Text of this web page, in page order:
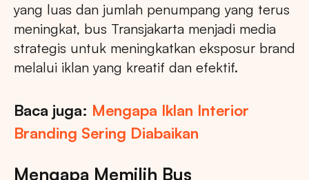
yang luas dan jumlah penumpang yang terus
meningkat, bus Transjakarta menjadi media
strategis untuk meningkatkan eksposur brand
melalui iklan yang kreatif dan efektif.
Baca juga: Mengapa Iklan Interior
Branding Sering Diabaikan
Mengapa Memilih Bus